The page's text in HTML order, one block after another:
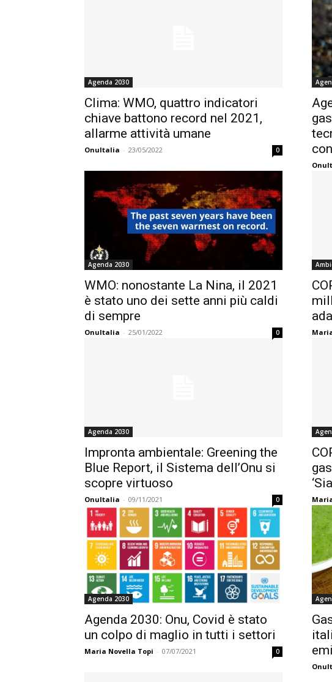
Agenda 2030
Clima: WMO, quattro indicatori
chiave battono record nel 2021,
allarme attività umane
OnuItalia - 23/05/2022 0
Agenda 2030
WMO: nonostante La Nina, il 2021
è stato uno dei sette anni più caldi
di sempre
OnuItalia - 25/01/2022 0
Agenda 2030
Impronta ambientale: Greening the
Blue Report, il Sistema dell’Onu si
scopre virtuoso
OnuItalia - 09/11/2021 0
Agenda 2030
Agenda 2030: Onu, Covid è stato
un colpo di maglio in tutti i settori
Maria Novella Topi - 07/07/2021 0